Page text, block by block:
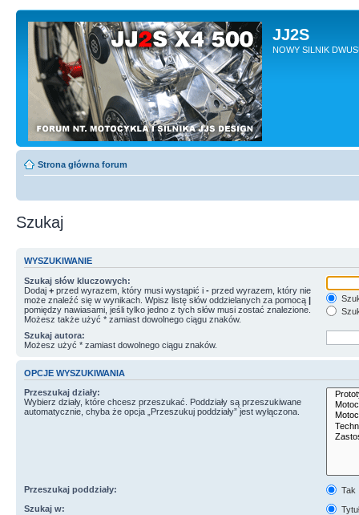
JJ2S
NOWY SILNIK
Strona główna forum
Szukaj
WYSZUKIWANIE
Szukaj słów kluczowych:
Dodaj + przed wyrazem, który musi wystąpić i - przed wyrazem, który nie
może znaleźć się w wynikach. Wpisz listę słów oddzielanych za pomocą |
pomiędzy nawiasami, jeśli tylko jedno z tych słów musi zostać znalezione.
Możesz także użyć * zamiast dowolnego ciągu znaków.
Szukaj autora:
Możesz użyć * zamiast dowolnego ciągu znaków.
OPCJE WYSZUKIWANIA
Przeszukaj działy:
Wybierz działy, które chcesz przeszukać. Poddziały są przeszukiwane
automatycznie, chyba że opcja „Przeszukuj poddziały” jest wyłączona.
Przeszukaj poddziały:
Tak
Szukaj w: